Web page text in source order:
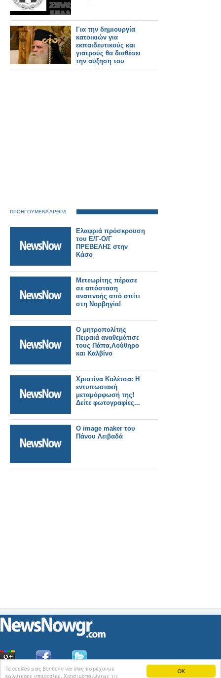
OK
Ta cookies μας βοηθούν να σας παρέχουμε
καλύτερες υπηρεσίες. Χρησιμοποιώντας τις
Για την δημιουργία
κατοικιών για
εκπαιδευτικούς και
γιατρούς θα διαθέσει
την αύξηση του
μισθού του ο
ΠΡΟΗΓΟΥΜΕΝΑ ΑΡΘΡΑ
Ελαφριά πρόσκρουση
του Ε/Γ-Ο/Γ
ΠΡΕΒΕΛΗΣ στην
Κάσο
Μετεωρίτης πέρασε
σε απόσταση
αναπνοής από σπίτι
στη Νορβηγία!
Ο μητροπολίτης
Πειραιά αναθεμάτισε
τους Πάπα,Λούθηρο
και Καλβίνο
Χριστίνα Κολέτσα: Η
εντυπωσιακή
μεταμόρφωσή της!
Δείτε φωτογραφίες...
Ο image maker του
Πάνου Λειβαδά